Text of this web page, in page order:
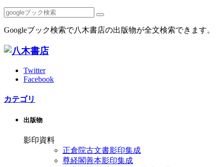
Googleブック検索で八木書店の出版物が全文検索できます。
Twitter
Facebook
カテゴリ
出版物
影印資料
正倉院古文書影印集成
尊経閣善本影印集成